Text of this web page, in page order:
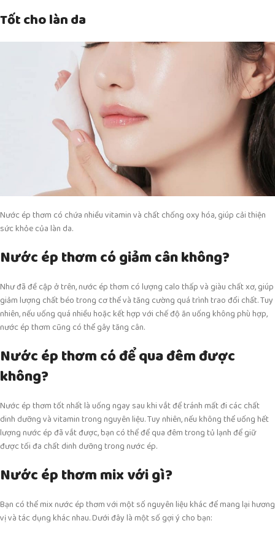
Tốt cho làn da
Nước ép thơm có chứa nhiều vitamin và chất chống oxy hóa, giúp cải thiện
sức khỏe của làn da.
Nước ép thơm có giảm cân không?
Như đã đề cập ở trên, nước ép thơm có lượng calo thấp và giàu chất xơ, giúp
giảm lượng chất béo trong cơ thể và tăng cường quá trình trao đổi chất. Tuy
nhiên, nếu uống quá nhiều hoặc kết hợp với chế độ ăn uống không phù hợp,
nước ép thơm cũng có thể gây tăng cân.
Nước ép thơm có để qua đêm được
không?
Nước ép thơm tốt nhất là uống ngay sau khi vắt để tránh mất đi các chất
dinh dưỡng và vitamin trong nguyên liệu. Tuy nhiên, nếu không thể uống hết
lượng nước ép đã vắt được, bạn có thể để qua đêm trong tủ lạnh để giữ
được tối đa chất dinh dưỡng trong nước ép.
Nước ép thơm mix với gì?
Bạn có thể mix nước ép thơm với một số nguyên liệu khác để mang lại hương
vị và tác dụng khác nhau. Dưới đây là một số gợi ý cho bạn: